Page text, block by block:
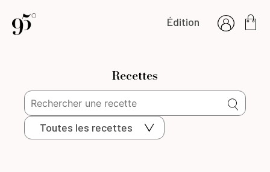
Édition
Recettes
Toutes les recettes